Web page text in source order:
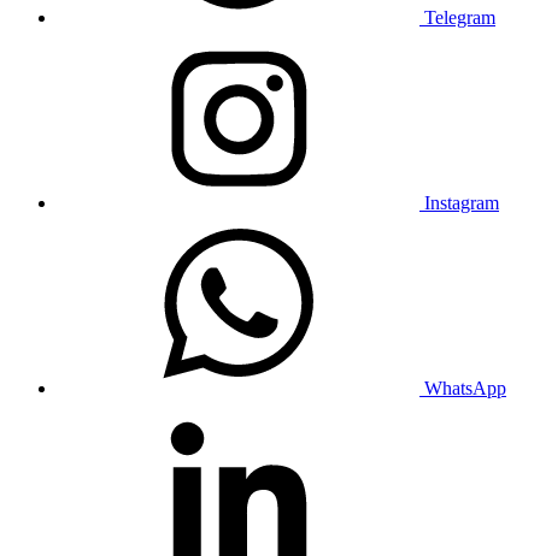
Telegram
Instagram
WhatsApp